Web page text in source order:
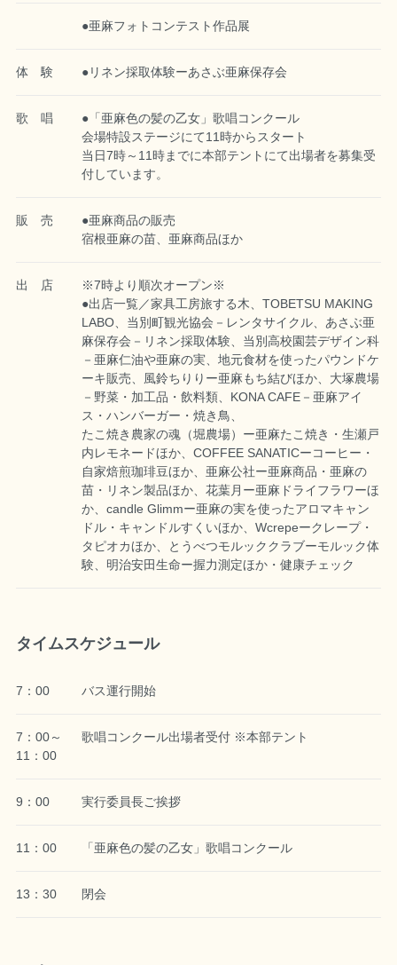
●亜麻フォトコンテスト作品展
体 験 ●リネン採取体験ーあさぶ亜麻保存会
歌 唱
●「亜麻色の髪の乙女」歌唱コンクール
会場特設ステージにて11時からスタート
当日7時～11時までに本部テントにて出場者を募集受
付しています。
販 売
●亜麻商品の販売
宿根亜麻の苗、亜麻商品ほか
出 店
※7時より順次オープン※
●出店一覧／家具工房旅する木、TOBETSU MAKING
LABO、当別町観光協会－レンタサイクル、あさぶ亜
麻保存会－リネン採取体験、当別高校園芸デザイン科
－亜麻仁油や亜麻の実、地元食材を使ったパウンドケ
ーキ販売、風鈴ちりりー亜麻もち結びほか、大塚農場
－野菜・加工品・飲料類、KONA CAFE－亜麻アイ
ス・ハンバーガー・焼き鳥、
たこ焼き農家の魂（堀農場）ー亜麻たこ焼き・生瀬戸
内レモネードほか、COFFEE SANATICーコーヒー・
自家焙煎珈琲豆ほか、亜麻公社ー亜麻商品・亜麻の
苗・リネン製品ほか、花葉月ー亜麻ドライフラワーほ
か、candle Glimmー亜麻の実を使ったアロマキャン
ドル・キャンドルすくいほか、Wcrepeークレープ・
タピオカほか、とうべつモルッククラブーモルック体
験、明治安田生命ー握力測定ほか・健康チェック
タイムスケジュール
7：00 バス運行開始
7：00～
11：00
歌唱コンクール出場者受付 ※本部テント
9：00 実行委員長ご挨拶
11：00 「亜麻色の髪の乙女」歌唱コンクール
13：30 閉会